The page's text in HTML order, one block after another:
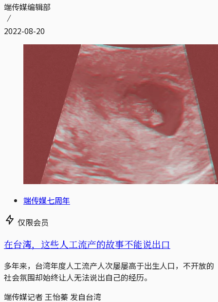
端传媒编辑部
2022-08-20
端传媒七周年
仅限会员
在台湾，这些人工流产的故事不能说出口
多年来，台湾年度人工流产人次屡屡高于出生人口，不开放的
社会氛围却始终让人无法说出自己的经历。
端传媒记者 王怡蓁 发自台湾